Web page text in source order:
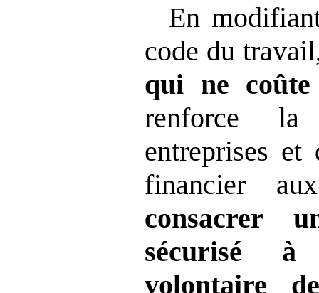
En
code du
qui ne
renforce la
entreprises
financier
consacrer
sécurisé à
volontaire